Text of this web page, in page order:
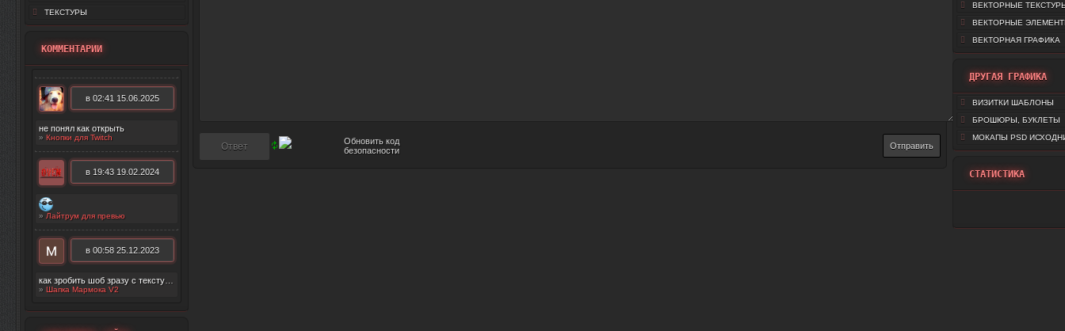
ВЕКТОРНЫЕ
ВЕКТОРНЫЕ
ВЕКТОРНАЯ ГРАФИКА
ДРУГАЯ ГРАФИКА
ВИЗИТКИ ШАБЛОНЫ
БРОШЮРЫ, БУКЛЕТЫ
МОКАПЫ PSD
СТАТИСТИКА
ТЕКСТУРЫ
КОММЕНТАРИИ
в 02:41 15.06.2025
не понял как открыть
» Кнопки для Twitch
в 19:43 19.02.2024
» Лайтрум для превью
в 00:58 25.12.2023
» Шапка Мармока V2